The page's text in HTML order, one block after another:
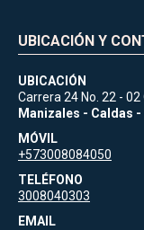
UBICACIÓN Y
UBICACIÓN
Carrera 24 No. 22 - 02
Manizales - Caldas
MÓVIL
+573008084050
TELÉFONO
3008040303
EMAIL